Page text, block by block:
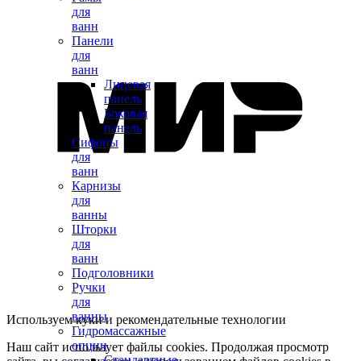
для
ванн
Панели
для
ванн
Лицевая
панель
Боковая
панель
Сифоны
для
ванн
Карнизы
для
ванны
Шторки
для
ванн
Подголовники
Ручки
для
ванны
Гидромассажные
опции
Используем куки и рекомендательные технологии
Наш сайт использует файлы cookies. Продолжая просмотр